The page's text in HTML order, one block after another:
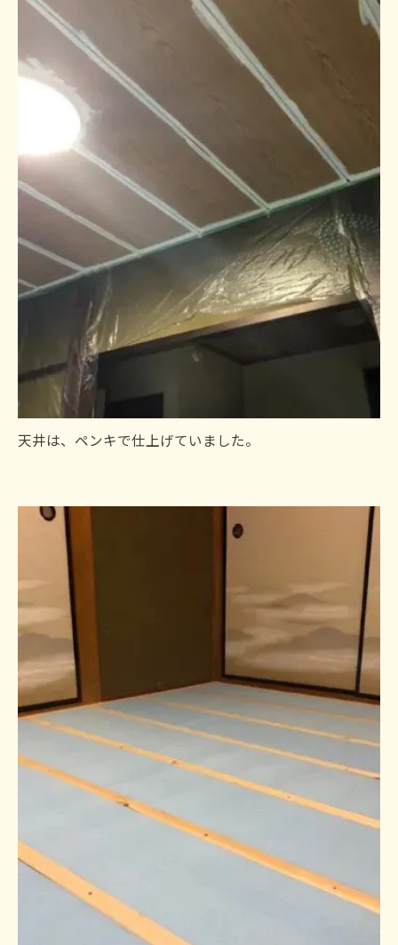
天井は、ペンキで仕上げていました。